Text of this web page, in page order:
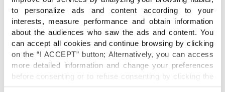
to personalize ads and content according to your
interests, measure performance and obtain information
about the audiences who saw the ads and content. You
can accept all cookies and continue browsing by clicking
on the “I ACCEPT” button; Alternatively, you can access
more detailed information and change your preferences
before consenting or to refuse consenting by clicking the
"Personalize" button. For more information you can visit
Fomentando la capacidad de indagación desde
los primeros años
Saber indagar implica saber pensar. Por eso
en los Colegios CEU promovemos en el día a día